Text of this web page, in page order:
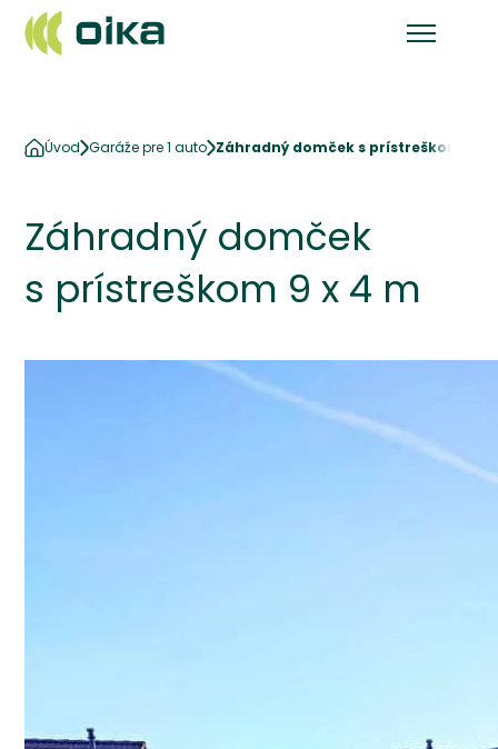
Úvod Garáže pre 1 auto Záhradný domček s prístreškom 9 x
Záhradný domček
s prístreškom 9 x 4 m